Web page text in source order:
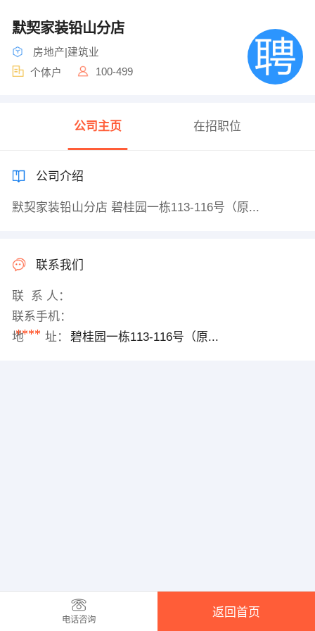
默契家装铅山分店
房地产|建筑业
个体户
100-499
公司主页 在招职位
公司介绍
默契家装铅山分店 碧桂园一栋113-116号（原...
联系我们
联 系 人：
联系手机：
****
地 址： 碧桂园一栋113-116号（原...
电话咨询
返回首页